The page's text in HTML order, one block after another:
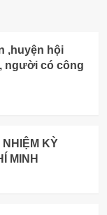
,huyện hội
người có công
NHIỆM KỲ
MINH